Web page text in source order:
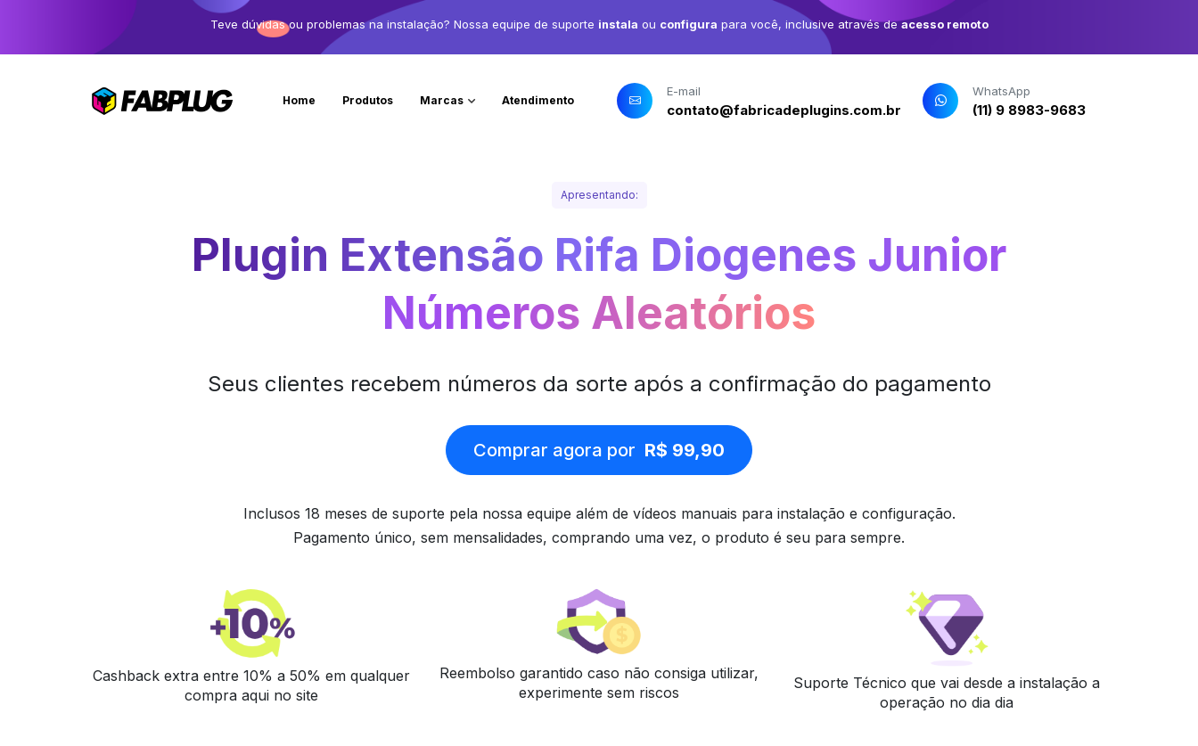
Teve dúvidas ou problemas na instalação? Nossa equipe de suporte instala ou configura para você, inclusive através deacesso remoto
Home Produtos Marcas Atendimento
E-mail
contato@fabricadeplugins.com.br
WhatsApp
(11) 9 8983-9683
Apresentando:
Plugin Extensão Rifa Diogenes Junior
Números Aleatórios
Seus clientes recebem números da sorte após a confirmação do pagamento
Comprar agora por R$ 99,90
Inclusos 18 meses de suporte pela nossa equipe além de vídeos manuais para instalação e configuração.
Pagamento único, sem mensalidades, comprando uma vez, o produto é seu para sempre.
Cashback extra entre 10% a 50% em qualquer
compra aqui no site
Reembolso garantido caso não consiga utilizar,
experimente sem riscos
Suporte Técnico que vai desde a instalação a
operação no dia dia